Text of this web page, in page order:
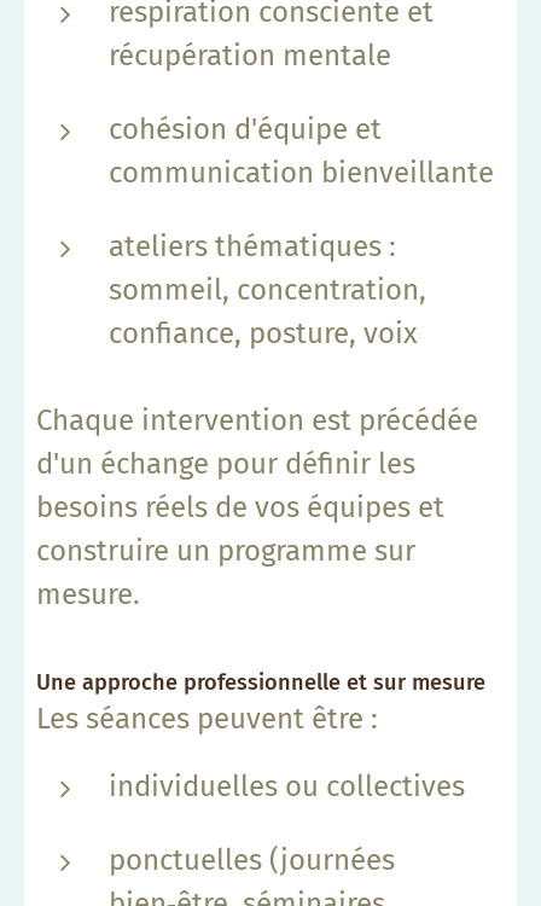
respiration consciente et
récupération mentale
cohésion d'équipe et
communication bienveillante
ateliers thématiques :
sommeil, concentration,
confiance, posture, voix
Chaque intervention est précédée
d'un échange pour définir les
besoins réels de vos équipes et
construire un programme sur
mesure.
Une approche professionnelle et sur mesure
Les séances peuvent être :
individuelles ou collectives
ponctuelles (journées